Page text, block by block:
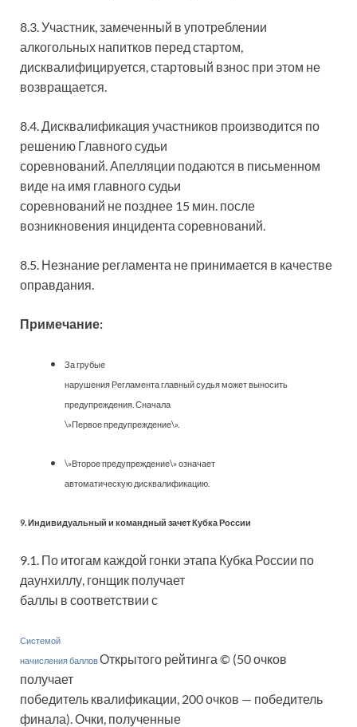
8.3. Участник, замеченный в употреблении
алкогольных напитков перед стартом,
дисквалифицируется, стартовый взнос при этом не
возвращается.
8.4. Дисквалификация участников производится по
решению Главного судьи
соревнований. Апелляции подаются в письменном
виде на имя главного судьи
соревнований не позднее 15 мин. после
возникновения инцидента соревнований.
8.5. Незнание регламента не принимается в качестве
оправдания.
Примечание:
За грубые
нарушения Регламента главный судья может выносить
предупреждения. Сначала
\»Первое предупреждение\».
\»Второе предупреждение\» означает
автоматическую дисквалификацию.
9. Индивидуальный и командный зачет Кубка России
9.1. По итогам каждой гонки этапа Кубка России по
даунхиллу, гонщик получает
баллы в соответствии с
Системой
начисления балловОткрытого рейтинга © (50 очков
получает
победитель квалификации, 200 очков — победитель
финала). Очки, полученные